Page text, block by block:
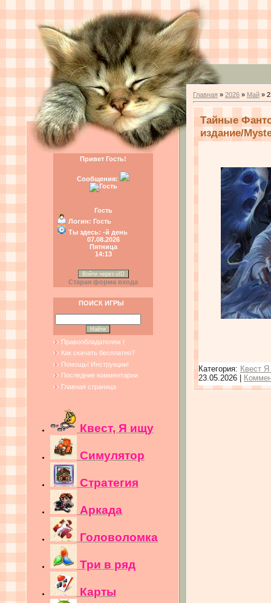
Привет Гость!
Сообщения:
Гость
Логин: Гость
Ты здесь: -й день
07.08.2026
Пятница
14:13
Войти через uID
Старая форма входа
ПОИСК ИГРЫ
Правообладателям !
Как скачать бесплатно?
Помощь! Инструкции!
Последние комментарии
Главная страница
Квест, Я ищу
Симулятор
Стратегия
Аркада
Головоломка
Три в ряд
Карты
Главная » 2026 » Май »
Тайные
издание/
Категория: Квест
23.05.2026 |